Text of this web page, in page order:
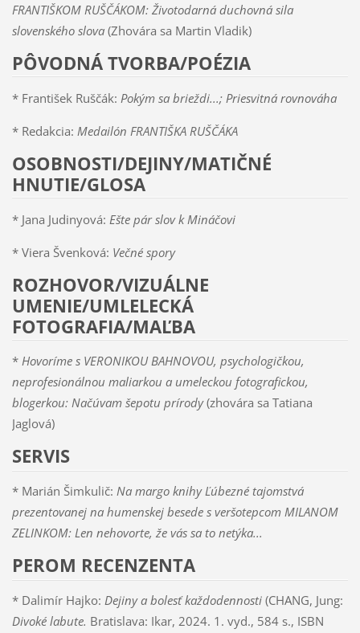
FRANTIŠKOM RUŠČÁKOM: Životodarná duchovná sila
slovenského slova (Zhovára sa Martin Vladik)
PÔVODNÁ TVORBA/POÉZIA
* František Ruščák: Pokým sa brieždi...; Priesvitná rovnováha
* Redakcia: Medailón FRANTIŠKA RUŠČÁKA
OSOBNOSTI/DEJINY/MATIČNÉ
HNUTIE/GLOSA
* Jana Judinyová: Ešte pár slov k Mináčovi
* Viera Švenková: Večné spory
ROZHOVOR/VIZUÁLNE
UMENIE/UMLELECKÁ
FOTOGRAFIA/MAĽBA
* Hovoríme s VERONIKOU BAHNOVOU, psychologičkou,
neprofesionálnou maliarkou a umeleckou fotografickou,
blogerkou: Načúvam šepotu prírody(zhovára sa Tatiana
Jaglová)
SERVIS
* Marián Šimkulič: Na margo knihy Ľúbezné tajomstvá
prezentovanej na humenskej besede s veršotepcom MILANOM
ZELINKOM: Len nehovorte, že vás sa to netýka...
PEROM RECENZENTA
* Dalimír Hajko: Dejiny a bolesť každodennosti (CHANG, Jung:
Divoké labute. Bratislava: Ikar, 2024. 1. vyd., 584 s., ISBN